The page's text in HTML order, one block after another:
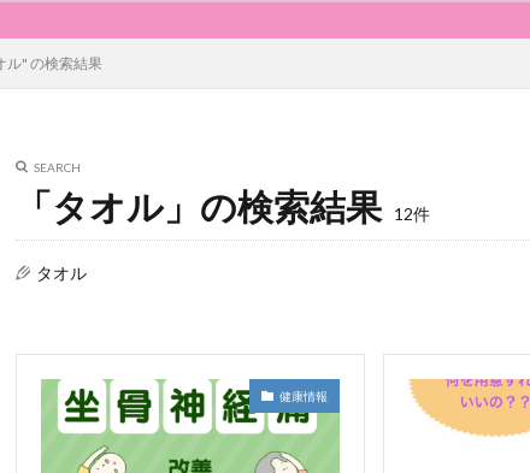
ル" の検索結果
SEARCH
「タオル」の検索結果 12件
タオル
健康情報